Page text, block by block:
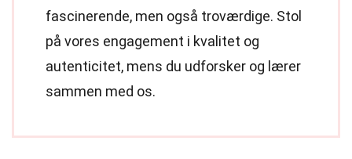
fascinerende, men også troværdige. Stol
på vores engagement i kvalitet og
autenticitet, mens du udforsker og lærer
sammen med os.